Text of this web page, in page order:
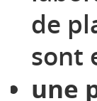
de
sont
une